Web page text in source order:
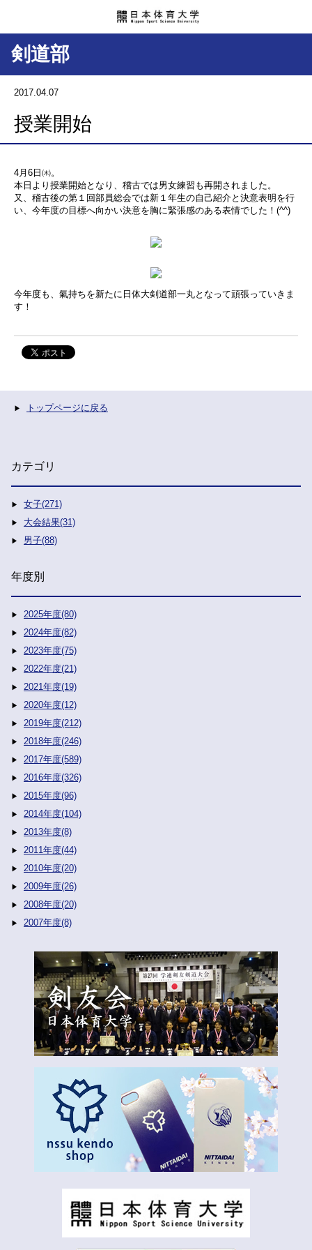
剣道部
2017.04.07
授業開始
4月6日㈭。
本日より授業開始となり、稽古では男女練習も再開されました。
又、稽古後の第１回部員総会では新１年生の自己紹介と決意表明を行
い、今年度の目標へ向かい決意を胸に緊張感のある表情でした！(^^)
今年度も、氣持ちを新たに日体大剣道部一丸となって頑張っていきま
す！
トップページに戻る
カテゴリ
女子(271)
大会結果(31)
男子(88)
年度別
2025年度(80)
2024年度(82)
2023年度(75)
2022年度(21)
2021年度(19)
2020年度(12)
2019年度(212)
2018年度(246)
2017年度(589)
2016年度(326)
2015年度(96)
2014年度(104)
2013年度(8)
2011年度(44)
2010年度(20)
2009年度(26)
2008年度(20)
2007年度(8)